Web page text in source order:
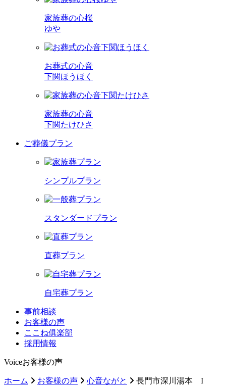
家族葬の心桜
ゆや
お葬式の心音
下関ほうほく
家族葬の心音
下関たけひさ
ご葬儀プラン
シンプルプラン
スタンダードプラン
直葬プラン
自宅葬プラン
事前相談
お客様の声
ここね俱楽部
採用情報
Voiceお客様の声
ホーム お客様の声 心音ながと
長門市深川湯本 I